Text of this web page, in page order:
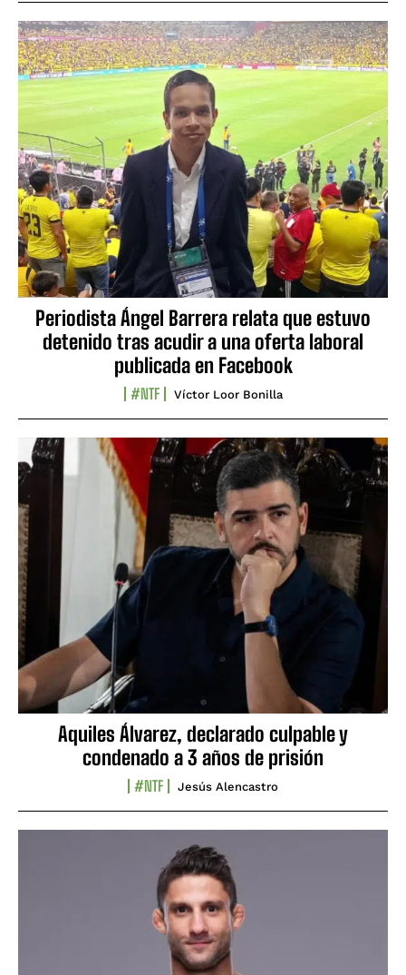
Periodista Ángel Barrera relata que estuvo
detenido tras acudir a una oferta laboral
publicada en Facebook
#NTF Víctor Loor Bonilla
Aquiles Álvarez, declarado culpable y
condenado a 3 años de prisión
#NTF Jesús Alencastro